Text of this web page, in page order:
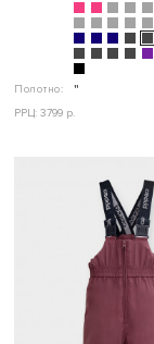
Полотно:
"
РРЦ: 3799 р.